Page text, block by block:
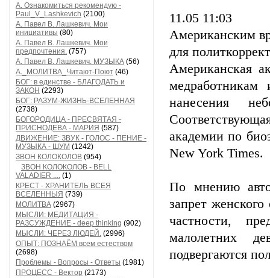
А. Ознакомиться рекомендую -
Paul_V_Lashkevich (2100)
А. Павел В. Лашкевич. Мои
инициативы (80)
А. Павел В. Лашкевич. Мои
предпочтения. (757)
А. Павел В. Лашкевич. МУЗЫКА (56)
А._МОЛИТВА_Читают-Поют (46)
БОГ: в единстве - БЛАГОДАТЬ и
ЗАКОН (2293)
БОГ: РАЗУМ-ЖИЗНЬ-ВСЕЛЕННАЯ
(2738)
БОГОРОДИЦА - ПРЕСВЯТАЯ -
ПРИСНОДЕВА - МАРИЯ (587)
ДВИЖЕНИЕ: ЗВУК - ГОЛОС - ПЕНИЕ -
МУЗЫКА - ШУМ (1242)
ЗВОН КОЛОКОЛОВ (954)
ЗВОН КОЛОКОЛОВ - BELL
VALADIER .... (1)
КРЕСТ - ХРАНИТЕЛЬ ВСЕЯ
ВСЕЛЕННЫЯ (739)
МОЛИТВА (2967)
МЫСЛИ: МЕДИТАЦИЯ -
РАЗСУЖДЕНИЕ - deep thinking (902)
МЫСЛИ: ЧЕРЕЗ ЛЮДЕЙ. (2996)
ОПЫТ: ПОЗНАЁМ всем естеством
(2698)
Проблемы - Вопросы - Ответы (1981)
ПРОЦЕСС - Вектор (2173)
11.05 11:03
Американским
для
Американская
медработникам
нанесения
академии по
New York Times.
По мнению
запрет
частности,
малолетних
подвергаются